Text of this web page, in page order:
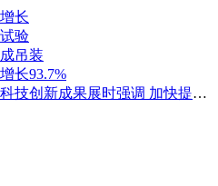
长
验
吊装
长93.7%
赵一德在参观省属企业科技创新成果展时强调 加快提升国有企业创新能力 为科技强省建设贡献更大力量 邢善萍参加